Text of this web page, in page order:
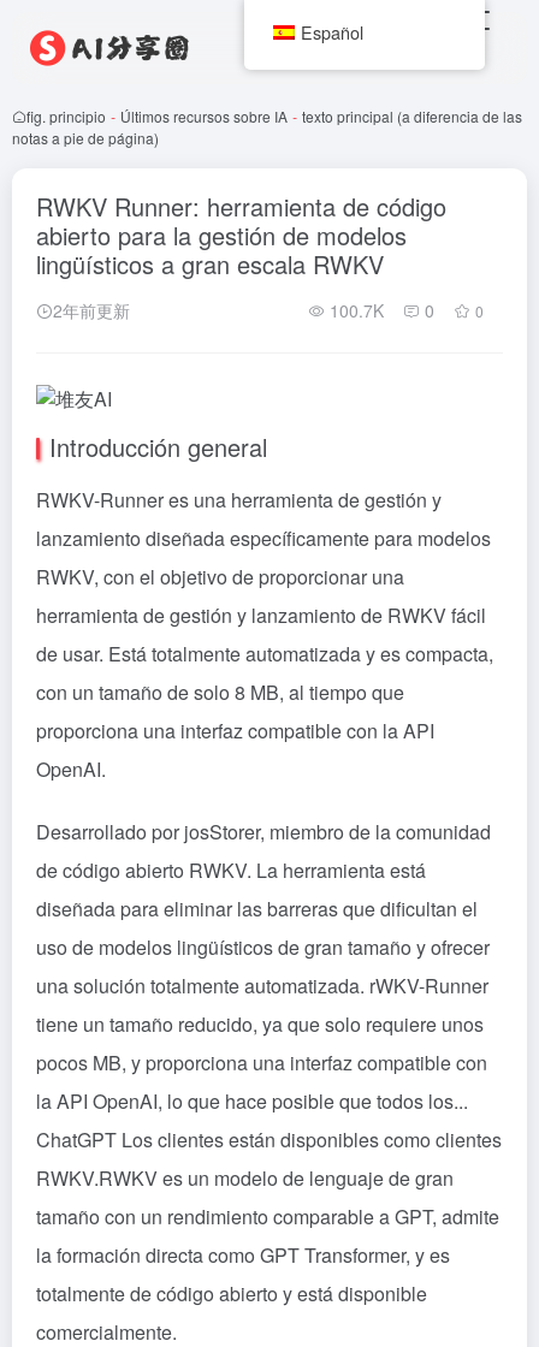
fig. principio - Últimos recursos sobre IA - texto principal (a diferencia de las
notas a pie de página)
RWKV Runner: herramienta de código
abierto para la gestión de modelos
lingüísticos a gran escala RWKV
2年前更新 100.7K 0 0
Introducción general
RWKV-Runner es una herramienta de gestión y
lanzamiento diseñada específicamente para modelos
RWKV, con el objetivo de proporcionar una
herramienta de gestión y lanzamiento de RWKV fácil
de usar. Está totalmente automatizada y es compacta,
con un tamaño de solo 8 MB, al tiempo que
proporciona una interfaz compatible con la API
OpenAI.
Desarrollado por josStorer, miembro de la comunidad
de código abierto RWKV. La herramienta está
diseñada para eliminar las barreras que dificultan el
uso de modelos lingüísticos de gran tamaño y ofrecer
una solución totalmente automatizada. rWKV-Runner
tiene un tamaño reducido, ya que solo requiere unos
pocos MB, y proporciona una interfaz compatible con
la API OpenAI, lo que hace posible que todos los...
ChatGPT Los clientes están disponibles como clientes
RWKV.RWKV es un modelo de lenguaje de gran
tamaño con un rendimiento comparable a GPT, admite
la formación directa como GPT Transformer, y es
totalmente de código abierto y está disponible
comercialmente.
Español